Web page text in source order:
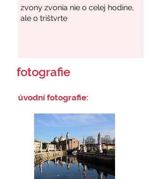
fotografie
úvodní fotografie: